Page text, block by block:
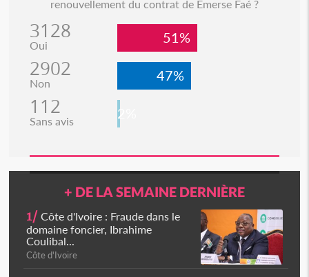
renouvellement du contrat de Emerse Faé ?
3128
Oui 51%
2902
Non 47%
112
Sans avis 2%
+ DE LA SEMAINE DERNIÈRE
1/ Côte d'Ivoire : Fraude dans le
domaine foncier, Ibrahime
Coulibal...
Côte d'Ivoire